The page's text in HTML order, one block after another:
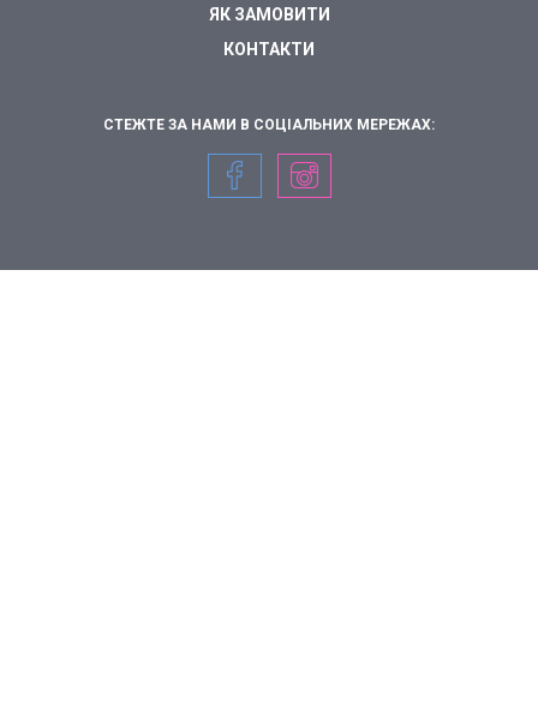
ЯК ЗАМОВИТИ
КОНТАКТИ
СТЕЖТЕ ЗА НАМИ В СОЦІАЛЬНИХ МЕРЕЖАХ: